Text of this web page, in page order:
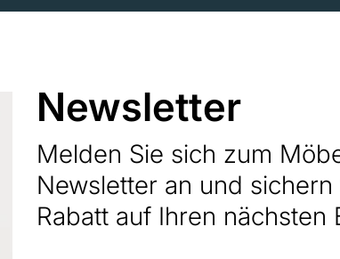
Newsletter
Melden Sie sich zum
Newsletter an und sichern
Rabatt auf Ihren nächsten